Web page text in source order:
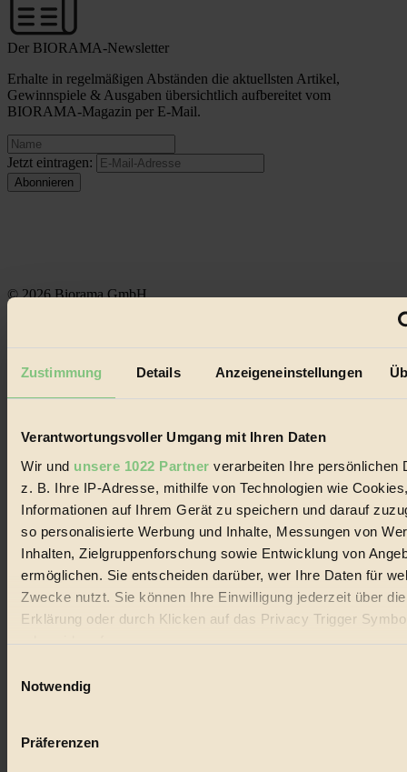
Zustimmung Details Anzeigeneinstellungen
Verantwortungsvoller Umgang mit Ihren Daten
Wir und unsere 1022 Partner verarbeiten Ihre persönlichen
z. B. Ihre IP-Adresse, mithilfe von Technologien wie
Informationen auf Ihrem Gerät zu speichern und darauf
so personalisierte Werbung und Inhalte, Messungen von
Inhalten, Zielgruppenforschung sowie Entwicklung von
ermöglichen. Sie entscheiden darüber, wer Ihre Daten für
Zwecke nutzt. Sie können Ihre Einwilligung jederzeit über
Erklärung oder durch Klicken auf das Privacy Trigger
oder widerrufen
Wenn Sie es erlauben, würden wir auch gerne:
Ihr Gerät durch aktives Scannen nach bestimmten
Notwendig
Präferenzen
Der BIORAMA-Newsletter
Erhalte in regelmäßigen Abständen die aktuellsten Artikel,
Gewinnspiele & Ausgaben übersichtlich aufbereitet vom
BIORAMA-Magazin per E-Mail.
Jetzt eintragen:
© 2026 Biorama GmbH
Handels mit Bioprodukten, des Fair-Trade sowie der Branche
Social Media
22.601 Fans auf Facebook
3.415 Follower auf Twitter
Folge uns auf Instagram
Themen
Bio
Vegan